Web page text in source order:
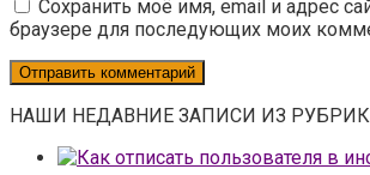
Сохранить моё имя, email и адрес
браузере для последующих моих
НАШИ НЕДАВНИЕ ЗАПИСИ ИЗ